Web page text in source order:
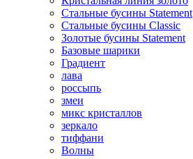
Стальные бусины Statement
Стальные бусины Classic
Золотые бусины Statement
Базовые шарики
Градиент
лава
россыпь
змеи
микс кристаллов
зеркало
тиффани
Волны